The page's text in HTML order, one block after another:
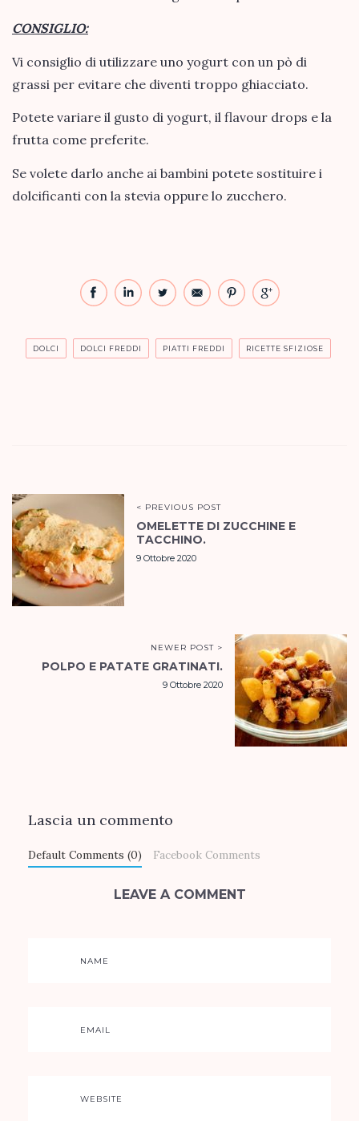
CONSIGLIO:
Vi consiglio di utilizzare uno yogurt con un pò di
grassi per evitare che diventi troppo ghiacciato.
Potete variare il gusto di yogurt, il flavour drops e la
frutta come preferite.
Se volete darlo anche ai bambini potete sostituire i
dolcificanti con la stevia oppure lo zucchero.
DOLCI DOLCI FREDDI PIATTI FREDDI RICETTE SFIZIOSE
< PREVIOUS POST
OMELETTE DI ZUCCHINE E
TACCHINO.
9 Ottobre 2020
NEWER POST >
POLPO E PATATE GRATINATI.
9 Ottobre 2020
Lascia un commento
Default Comments (0) Facebook Comments
LEAVE A COMMENT
NAME
EMAIL
WEBSITE